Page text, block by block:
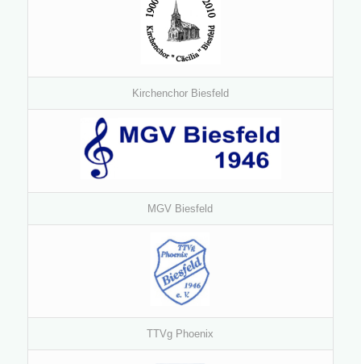
Kirchenchor Biesfeld
MGV Biesfeld
TTVg Phoenix